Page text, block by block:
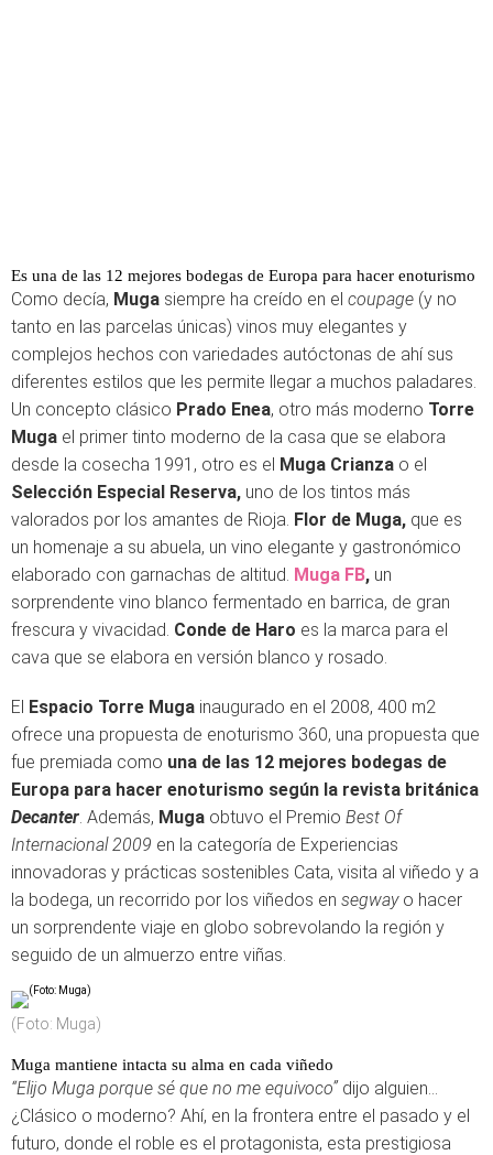
Es una de las 12 mejores bodegas de Europa para hacer enoturismo
Como decía, Muga siempre ha creído en el coupage (y no
tanto en las parcelas únicas) vinos muy elegantes y
complejos hechos con variedades autóctonas de ahí sus
diferentes estilos que les permite llegar a muchos paladares.
Un concepto clásico Prado Enea, otro más moderno Torre
Muga el primer tinto moderno de la casa que se elabora
desde la cosecha 1991, otro es el Muga Crianza o el
Selección Especial Reserva, uno de los tintos más
valorados por los amantes de Rioja. Flor de Muga, que es
un homenaje a su abuela, un vino elegante y gastronómico
elaborado con garnachas de altitud. Muga FB, un
sorprendente vino blanco fermentado en barrica, de gran
frescura y vivacidad. Conde de Haro es la marca para el
cava que se elabora en versión blanco y rosado.
El Espacio Torre Muga inaugurado en el 2008, 400 m2
ofrece una propuesta de enoturismo 360, una propuesta que
fue premiada como una de las 12 mejores bodegas de
Europa para hacer enoturismo según la revista británica
Decanter. Además, Muga obtuvo el Premio Best Of
Internacional 2009 en la categoría de Experiencias
innovadoras y prácticas sostenibles Cata, visita al viñedo y a
la bodega, un recorrido por los viñedos en segwayo hacer
un sorprendente viaje en globo sobrevolando la región y
seguido de un almuerzo entre viñas.
(Foto: Muga)
Muga mantiene intacta su alma en cada viñedo
“Elijo Muga porque sé que no me equivoco”dijo alguien…
¿Clásico o moderno? Ahí, en la frontera entre el pasado y el
futuro, donde el roble es el protagonista, esta prestigiosa